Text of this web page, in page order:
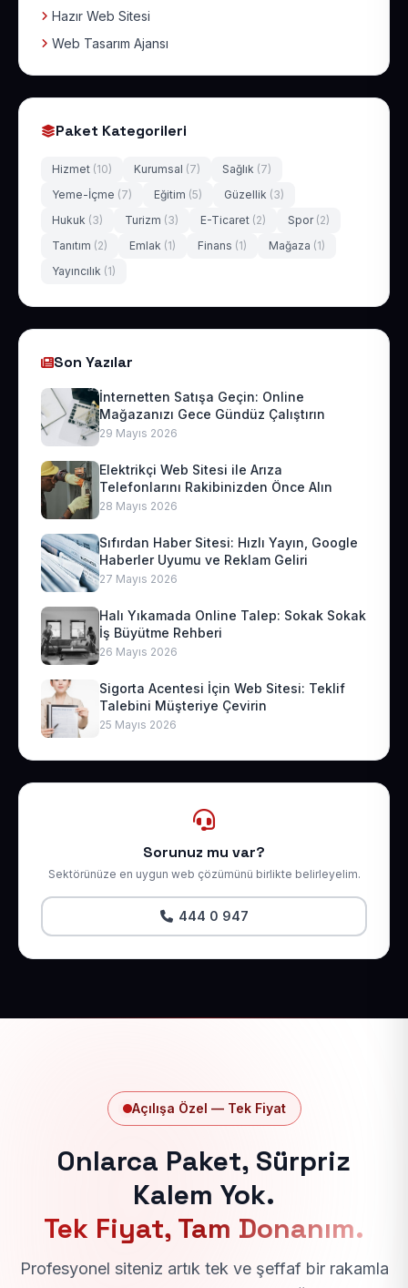
Hazır Web Sitesi
Web Tasarım Ajansı
Paket Kategorileri
Hizmet (10) Kurumsal (7) Sağlık (7)
Yeme-İçme (7) Eğitim (5) Güzellik (3)
Hukuk (3) Turizm (3) E-Ticaret (2) Spor (2)
Tanıtım (2) Emlak (1) Finans (1) Mağaza (1)
Yayıncılık (1)
Son Yazılar
İnternetten Satışa Geçin: Online
Mağazanızı Gece Gündüz Çalıştırın
29 Mayıs 2026
Elektrikçi Web Sitesi ile Arıza
Telefonlarını Rakibinizden Önce Alın
28 Mayıs 2026
Sıfırdan Haber Sitesi: Hızlı Yayın, Google
Haberler Uyumu ve Reklam Geliri
27 Mayıs 2026
Halı Yıkamada Online Talep: Sokak Sokak
İş Büyütme Rehberi
26 Mayıs 2026
Sigorta Acentesi İçin Web Sitesi: Teklif
Talebini Müşteriye Çevirin
25 Mayıs 2026
Sorunuz mu var?
Sektörünüze en uygun web çözümünü birlikte belirleyelim.
444 0 947
Açılışa Özel — Tek Fiyat
Onlarca Paket, Sürpriz
Kalem Yok.
Tek Fiyat, Tam Donanım.
Profesyonel siteniz artık tek ve şeffaf bir rakamla